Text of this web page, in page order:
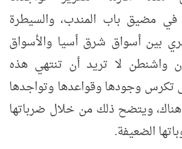
في مضيق باب المندب، والسيطرة
بين أسواق شرق أسيا والأسواق
واشنطن لا تريد أن تنتهي هذه
تكرس وجودها وقواعدها وتواجدها
هناك، ويتضح ذلك من خلال ضرباتها
الضعيفة.